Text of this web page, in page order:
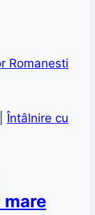
|Întâlnire cu
mare